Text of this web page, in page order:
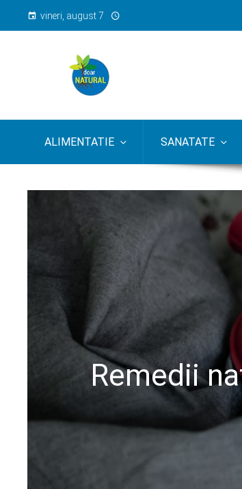
vineri, august 7
ALIMENTATIE SANATATE
Remedii